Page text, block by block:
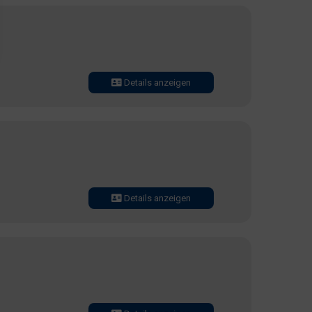
Details anzeigen
Details anzeigen